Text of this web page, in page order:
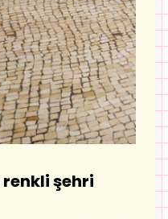
renkli şehri